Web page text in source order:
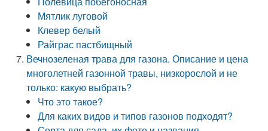
Мятлик луговой
Клевер белый
Райграс пастбищный
Вечнозеленая трава для газона. Описание и цена
многолетней газонной травы, низкорослой и не
только: какую выбрать?
Что это такое?
Для каких видов и типов газонов подходят?